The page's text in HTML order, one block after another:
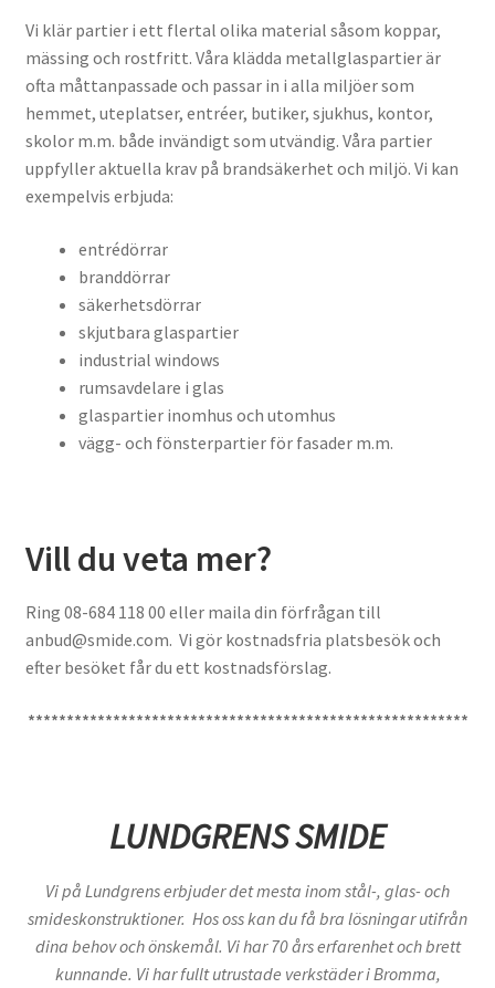
Vi klär partier i ett flertal olika material såsom koppar,
mässing och rostfritt. Våra klädda metallglaspartier är
ofta måttanpassade och passar in i alla miljöer som
hemmet, uteplatser, entréer, butiker, sjukhus, kontor,
skolor m.m. både invändigt som utvändig. Våra partier
uppfyller aktuella krav på brandsäkerhet och miljö. Vi kan
exempelvis erbjuda:
entrédörrar
branddörrar
säkerhetsdörrar
skjutbara glaspartier
industrial windows
rumsavdelare i glas
glaspartier inomhus och utomhus
vägg- och fönsterpartier för fasader m.m.
Vill du veta mer?
Ring 08-684 118 00 eller maila din förfrågan till
anbud@smide.com. Vi gör kostnadsfria platsbesök och
efter besöket får du ett kostnadsförslag.
*********************************************************
LUNDGRENS SMIDE
Vi på Lundgrens erbjuder det mesta inom stål-, glas- och
smideskonstruktioner. Hos oss kan du få bra lösningar utifrån
dina behov och önskemål. Vi har 70 års erfarenhet och brett
kunnande. Vi har fullt utrustade verkstäder i Bromma,